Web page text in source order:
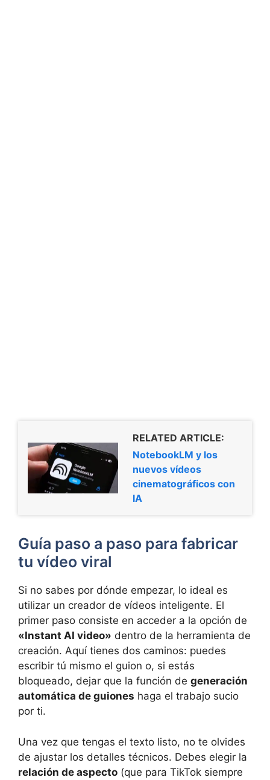
RELATED ARTICLE:
NotebookLM y los
nuevos vídeos
cinematográficos con
IA
Guía paso a paso para fabricar
tu vídeo viral
Si no sabes por dónde empezar, lo ideal es
utilizar un creador de vídeos inteligente. El
primer paso consiste en acceder a la opción de
«Instant AI video» dentro de la herramienta de
creación. Aquí tienes dos caminos: puedes
escribir tú mismo el guion o, si estás
bloqueado, dejar que la función de generación
automática de guiones haga el trabajo sucio
por ti.
Una vez que tengas el texto listo, no te olvides
de ajustar los detalles técnicos. Debes elegir la
relación de aspecto (que para TikTok siempre